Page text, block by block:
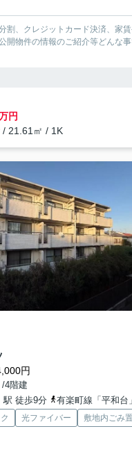
割、クレジットカード決済、家
開物件の情報のご紹介等どんな事
円
/ 21.61㎡ / 1K
円
4階建
駅 徒歩9分
有楽町線「平和台」
光ファイバー
敷地内ごみ